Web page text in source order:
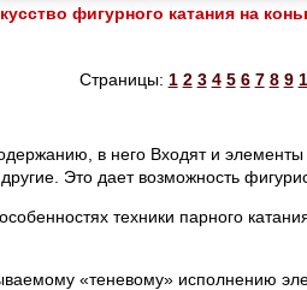
фигурного катания на
Страницы: 1 2 3 4 5 6 7 8 9
в него Входят и
Это дает возможность
техники парного
«теневому» исполнению